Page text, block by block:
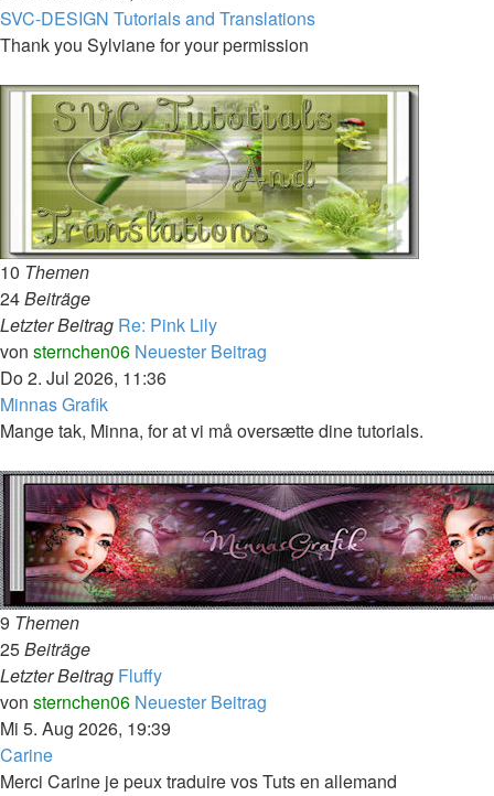
SVC-DESIGN Tutorials and Translations
Thank you Sylviane for your permission
10 Themen
24Beiträge
Letzter Beitrag Re: Pink Lily
von sternchen06 Neuester Beitrag
Do 2. Jul 2026, 11:36
Minnas Grafik
Mange tak, Minna, for at vi må oversætte dine tutorials.
9 Themen
25Beiträge
Letzter Beitrag Fluffy
von sternchen06 Neuester Beitrag
Mi 5. Aug 2026, 19:39
Carine
Merci Carine je peux traduire vos Tuts en allemand